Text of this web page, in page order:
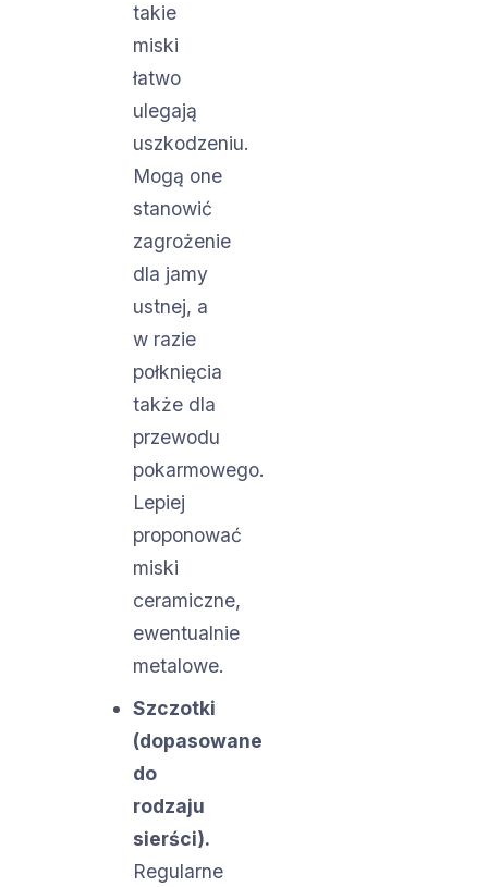
takie
miski
łatwo
ulegają
uszkodzeniu.
Mogą one
stanowić
zagrożenie
dla jamy
ustnej, a
w razie
połknięcia
także dla
przewodu
pokarmowego.
Lepiej
proponować
miski
ceramiczne,
ewentualnie
metalowe.
Szczotki
(dopasowane
do
rodzaju
sierści).
Regularne